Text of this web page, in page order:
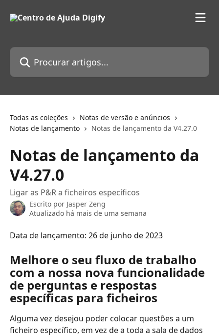
Procurar artigos...
Todas as coleções
Notas de versão e anúncios
Notas de lançamento
Notas de lançamento da V4.27.0
Notas de lançamento da
V4.27.0
Ligar as P&R a ficheiros específicos
Escrito por Jasper Zeng
Atualizado há mais de uma semana
Data de lançamento: 26 de junho de 2023
Melhore o seu fluxo de trabalho
com a nossa nova funcionalidade
de perguntas e respostas
específicas para ficheiros
Alguma vez desejou poder colocar questões a um
ficheiro específico, em vez de a toda a sala de dados